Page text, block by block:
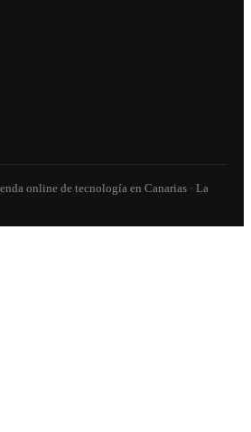
online de tecnología en Canarias · La